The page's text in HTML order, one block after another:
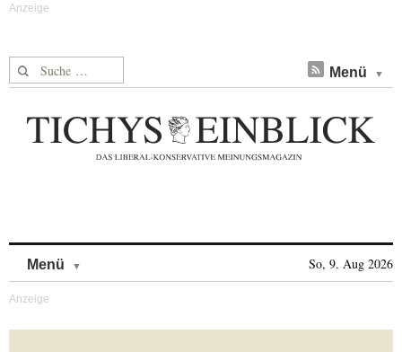
Suche nach: Menü
Menü So, 9. Aug 2026